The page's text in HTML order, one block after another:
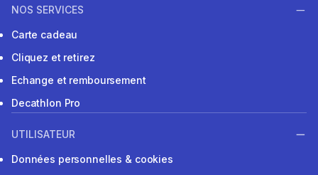
NOS SERVICES
Carte cadeau
Cliquez et retirez
Echange et remboursement
Decathlon Pro
UTILISATEUR
Données personnelles & cookies